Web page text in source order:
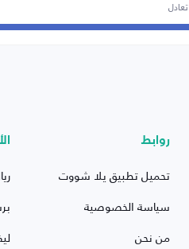
تعادل
روابط
تحميل تطبيق يلا شووت
سياسة الخصوصية
من نحن